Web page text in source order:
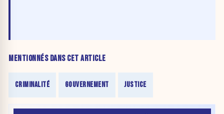
MENTIONNÉS DANS CET ARTICLE
CRIMINALITÉ GOUVERNEMENT JUSTICE